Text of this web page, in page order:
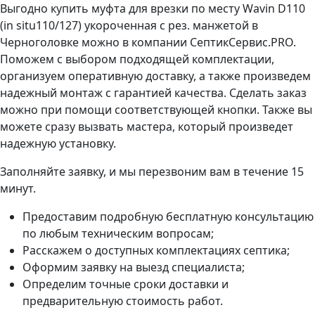
Выгодно купить муфта для врезки по месту Wavin D110
(in situ110/127) укороченная с рез. манжетой в
Черноголовке можно в компании СептикСервис.PRO.
Поможем с выбором подходящей комплектации,
организуем оперативную доставку, а также произведем
надежный монтаж с гарантией качества. Сделать заказ
можно при помощи соответствующей кнопки. Также вы
можете сразу вызвать мастера, который произведет
надежную установку.
Заполняйте заявку, и мы перезвоним вам в течение 15
минут.
Предоставим подробную бесплатную консультацию
по любым техническим вопросам;
Расскажем о доступных комплектациях септика;
Оформим заявку на выезд специалиста;
Определим точные сроки доставки и
предварительную стоимость работ.